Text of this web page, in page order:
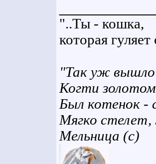
"..Ты - кошка,
которая
"Так уж вышло
Когти
Был котенок -
Мягко
Мельница (с)